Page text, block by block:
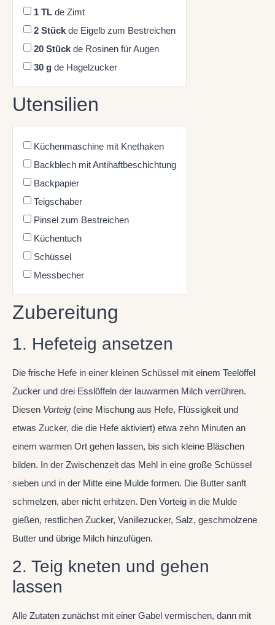
1 TL de Zimt
2 Stück de Eigelb zum Bestreichen
20 Stück de Rosinen für Augen
30 g de Hagelzucker
Utensilien
Küchenmaschine mit Knethaken
Backblech mit Antihaftbeschichtung
Backpapier
Teigschaber
Pinsel zum Bestreichen
Küchentuch
Schüssel
Messbecher
Zubereitung
1. Hefeteig ansetzen
Die frische Hefe in einer kleinen Schüssel mit einem Teelöffel
Zucker und drei Esslöffeln der lauwarmen Milch verrühren.
Diesen Vorteig (eine Mischung aus Hefe, Flüssigkeit und
etwas Zucker, die die Hefe aktiviert) etwa zehn Minuten an
einem warmen Ort gehen lassen, bis sich kleine Bläschen
bilden. In der Zwischenzeit das Mehl in eine große Schüssel
sieben und in der Mitte eine Mulde formen. Die Butter sanft
schmelzen, aber nicht erhitzen. Den Vorteig in die Mulde
gießen, restlichen Zucker, Vanillezucker, Salz, geschmolzene
Butter und übrige Milch hinzufügen.
2. Teig kneten und gehen
lassen
Alle Zutaten zunächst mit einer Gabel vermischen, dann mit